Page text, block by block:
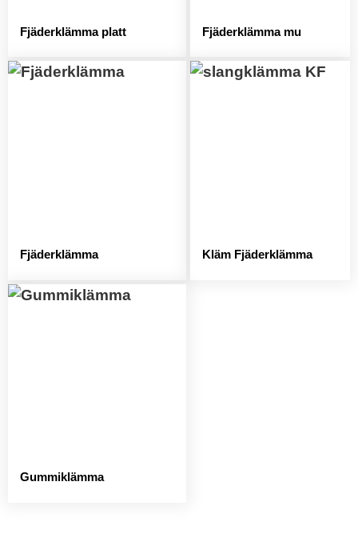
Fjäderklämma platt Fjäderklämma mu
Fjäderklämma Kläm Fjäderklämma
Gummiklämma